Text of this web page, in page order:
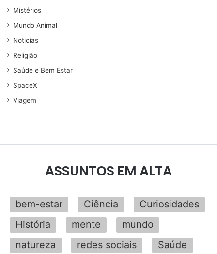
Mistérios
Mundo Animal
Noticias
Religião
Saúde e Bem Estar
SpaceX
Viagem
ASSUNTOS EM ALTA
bem-estar Ciência
Curiosidades
História
mente
mundo
natureza
redes sociais
Saúde